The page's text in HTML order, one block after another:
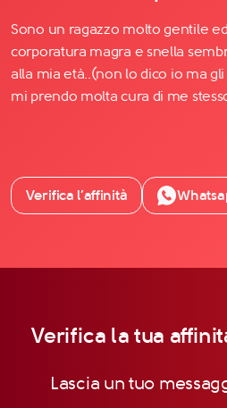
Sono un ragazzo molto gentile
corporatura magra e snella
alla mia età..(non lo dico io ma
mi prendo molta cura di me
Verifica l’affinità
Verifica la tua
Lascia un tuo